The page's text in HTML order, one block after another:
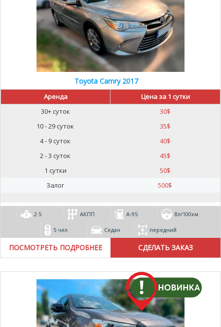
Toyota Camry 2017
Аренда
Цена за 1 сутки
30+ суток
30$
10 - 29 суток
35$
4 - 9 суток
40$
2 - 3 суток
45$
1 сутки
50$
Залог
500$
2.5 АКПП А-95 8л/100км
5 чел Седан передний
ПОСМОТРЕТЬ ПОДРОБНЕЕ